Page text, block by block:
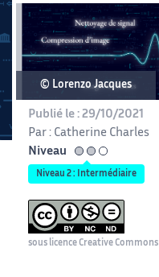
© Lorenzo Jacques
Publié le : 29/10/2021
Par : Catherine Charles
Niveau
intermédiaire
Niveau 2 : Intermédiaire
sous licence Creative Commons